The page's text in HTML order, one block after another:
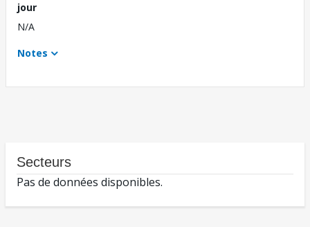
jour
N/A
Notes
Secteurs
Pas de données disponibles.